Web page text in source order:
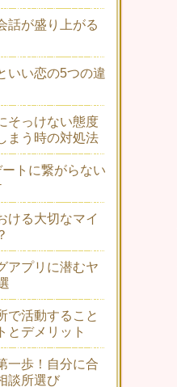
話が盛り上がる
いい恋の5つの違
そっけない態度
まう時の対処法
トに繋がらない
ける大切なマイ
アプリに潜むヤ
で活動すること
とデメリット
一歩！自分に合
談所選び